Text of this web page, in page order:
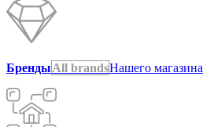
БрендыAll brandsНашего магазина